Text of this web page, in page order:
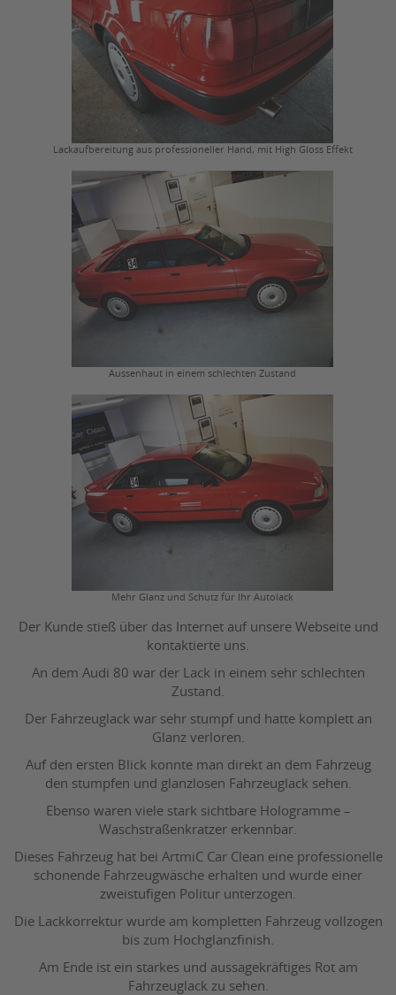
Lackaufbereitung aus professioneller Hand, mit High Gloss Effekt
Aussenhaut in einem schlechten Zustand
Mehr Glanz und Schutz für Ihr Autolack
Der Kunde stieß über das Internet auf unsere Webseite und
kontaktierte uns.
An dem Audi 80 war der Lack in einem sehr schlechten
Zustand.
Der Fahrzeuglack war sehr stumpf und hatte komplett an
Glanz verloren.
Auf den ersten Blick konnte man direkt an dem Fahrzeug
den stumpfen und glanzlosen Fahrzeuglack sehen.
Ebenso waren viele stark sichtbare Hologramme –
Waschstraßenkratzer erkennbar.
Dieses Fahrzeug hat bei ArtmiC Car Clean eine professionelle
schonende Fahrzeugwäsche erhalten und wurde einer
zweistufigen Politur unterzogen.
Die Lackkorrektur wurde am kompletten Fahrzeug vollzogen
bis zum Hochglanzfinish.
Am Ende ist ein starkes und aussagekräftiges Rot am
Fahrzeuglack zu sehen.